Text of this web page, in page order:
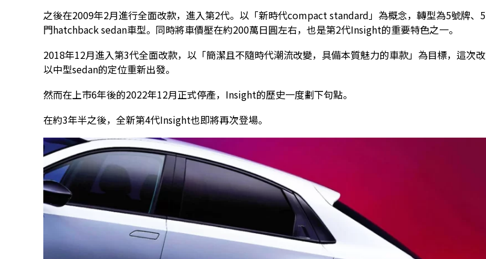
之後在2009年2月進行全面改款，進入第2代。以「新時代compact standard」為概念，轉型為5號牌、5
門hatchback sedan車型。同時將車價壓在約200萬日圓左右，也是第2代Insight的重要特色之一。
2018年12月進入第3代全面改款，以「簡潔且不隨時代潮流改變，具備本質魅力的車款」為目標，這次改
以中型sedan的定位重新出發。
然而在上市6年後的2022年12月正式停產，Insight的歷史一度劃下句點。
在約3年半之後，全新第4代Insight也即將再次登場。